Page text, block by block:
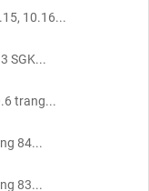
10.16...
SGK...
trang...
84...
83...